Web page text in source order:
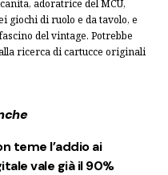
adoratrice del MCU,
giochi di ruolo e da tavolo, e
del vintage. Potrebbe
ricerca di cartucce originali
teme l’addio ai
vale già il 90%